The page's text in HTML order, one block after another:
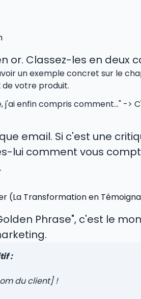
or. Classez-les en deux
un exemple concret sur le
votre produit.
j'ai enfin compris comment..." ->
email. Si c'est une
lui comment vous
(La Transformation en
Phrase", c'est le
:
du client] !